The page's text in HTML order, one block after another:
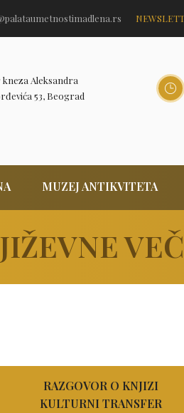
kneza Aleksandra
53, Beograd
MUZEJ ANTIKVITETA
RAZGOVOR O KNJIZI
KULTURNI TRANSFER